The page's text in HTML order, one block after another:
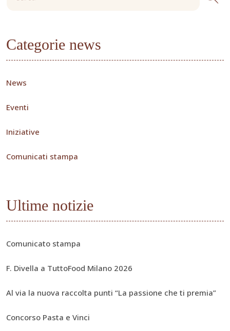
Categorie news
News
Eventi
Iniziative
Comunicati stampa
Ultime notizie
Comunicato stampa
F. Divella a TuttoFood Milano 2026
Al via la nuova raccolta punti “La passione che ti premia”
Concorso Pasta e Vinci